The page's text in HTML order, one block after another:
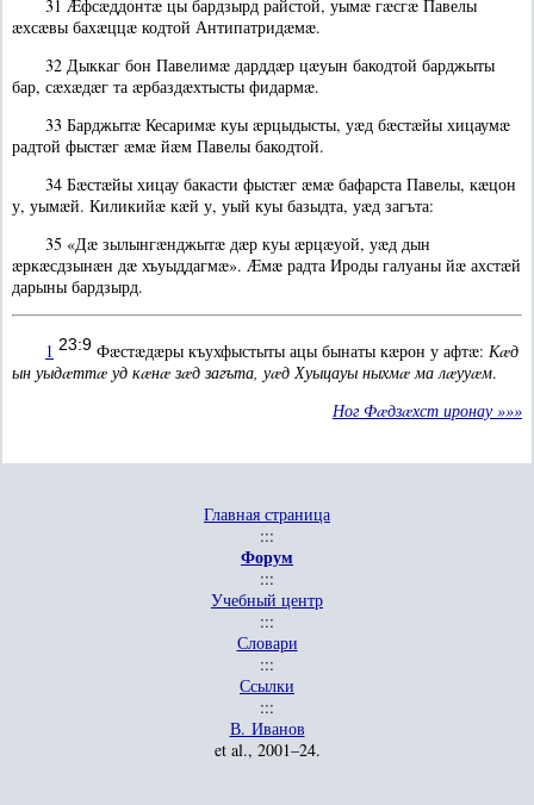
31 Æфсæддонтæ цы бардзырд райстой, уымæ гæсгæ Павелы
æхсæвы бахæццæ кодтой Антипатридæмæ.
32 Дыккаг бон Павелимæ дарддæр цæуын бакодтой барджыты
бар, сæхæдæг та æрбаздæхтысты фидармæ.
33 Барджытæ Кесаримæ куы æрцыдысты, уæд бæстæйы хицаумæ
радтой фыстæг æмæ йæм Павелы бакодтой.
34 Бæстæйы хицау бакасти фыстæг æмæ бафарста Павелы, кæцон
у, уымæй. Киликийæ кæй у, уый куы базыдта, уæд загъта:
35 «Дæ зылынгæнджытæ дæр куы æрцæуой, уæд дын
æркæсдзынæн дæ хъуыддагмæ». Æмæ радта Ироды галуаны йæ ахстæй
дарыны бардзырд.
1 23:9 Фæстæдæры къухфыстыты ацы бынаты кæрон у афтæ: Кæд
ын уыдæттæ уд кæнæ зæд загъта, уæд Хуыцауы ныхмæ ма лæууæм.
Ног Фæдзæхст иронау »»»
Главная страница
:::
Форум
:::
Учебный центр
:::
Словари
:::
Ссылки
:::
В. Иванов
et al., 2001–24.